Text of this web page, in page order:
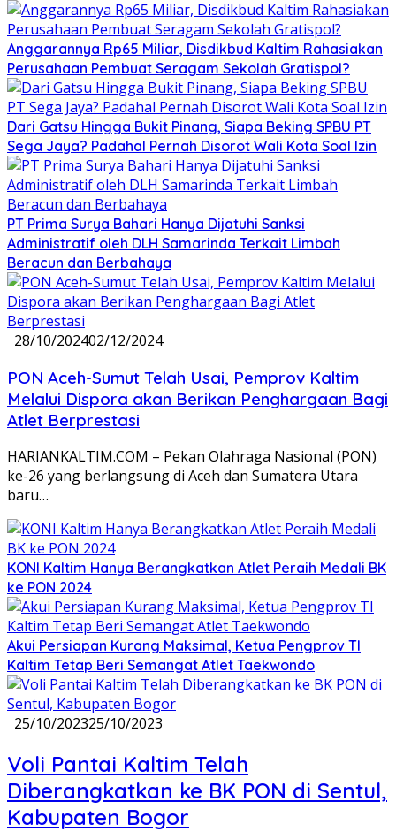
Anggarannya Rp65 Miliar, Disdikbud Kaltim Rahasiakan
Perusahaan Pembuat Seragam Sekolah Gratispol?
Dari Gatsu Hingga Bukit Pinang, Siapa Beking SPBU PT
Sega Jaya? Padahal Pernah Disorot Wali Kota Soal Izin
PT Prima Surya Bahari Hanya Dijatuhi Sanksi
Administratif oleh DLH Samarinda Terkait Limbah
Beracun dan Berbahaya
28/10/202402/12/2024
PON Aceh-Sumut Telah Usai, Pemprov Kaltim
Melalui Dispora akan Berikan Penghargaan Bagi
Atlet Berprestasi
HARIANKALTIM.COM – Pekan Olahraga Nasional (PON)
ke-26 yang berlangsung di Aceh dan Sumatera Utara
baru…
KONI Kaltim Hanya Berangkatkan Atlet Peraih Medali BK
ke PON 2024
Akui Persiapan Kurang Maksimal, Ketua Pengprov TI
Kaltim Tetap Beri Semangat Atlet Taekwondo
25/10/202325/10/2023
Voli Pantai Kaltim Telah
Diberangkatkan ke BK PON di Sentul,
Kabupaten Bogor